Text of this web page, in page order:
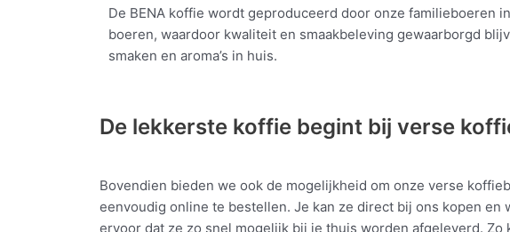
De BENA koffie wordt geproduceerd door onze familieboeren
boeren, waardoor kwaliteit en smaakbeleving gewaarborgd
smaken en aroma’s in huis.
De lekkerste koffie begint bij verse
Bovendien bieden we ook de mogelijkheid om onze verse
eenvoudig online te bestellen. Je kan ze direct bij ons kopen en
ervoor dat ze zo snel mogelijk bij je thuis worden afgeleverd. Zo